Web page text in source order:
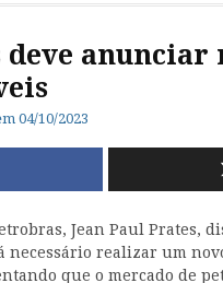
anunciar
04/10/2023
Jean Paul Prates,
necessário realizar um
que o mercado de